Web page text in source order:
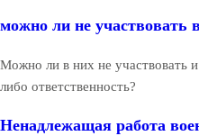
можно ли не участвовать
Можно ли в них не участвовать
либо ответственность?
Ненадлежащая работа